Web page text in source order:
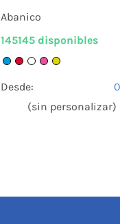
Abanico
145145 disponibles
Desde:
(sin personalizar)